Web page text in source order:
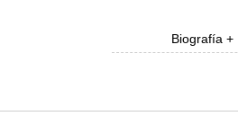
Biografía +